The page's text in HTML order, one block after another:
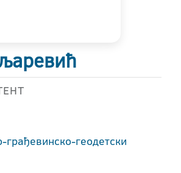
грађевинско-геодетски